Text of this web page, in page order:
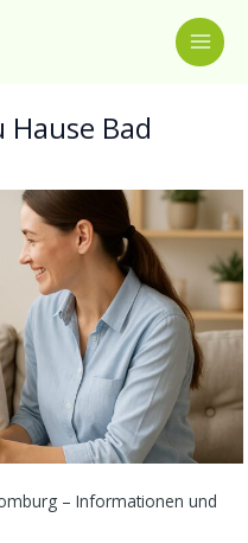
Hause Bad
– Informationen und